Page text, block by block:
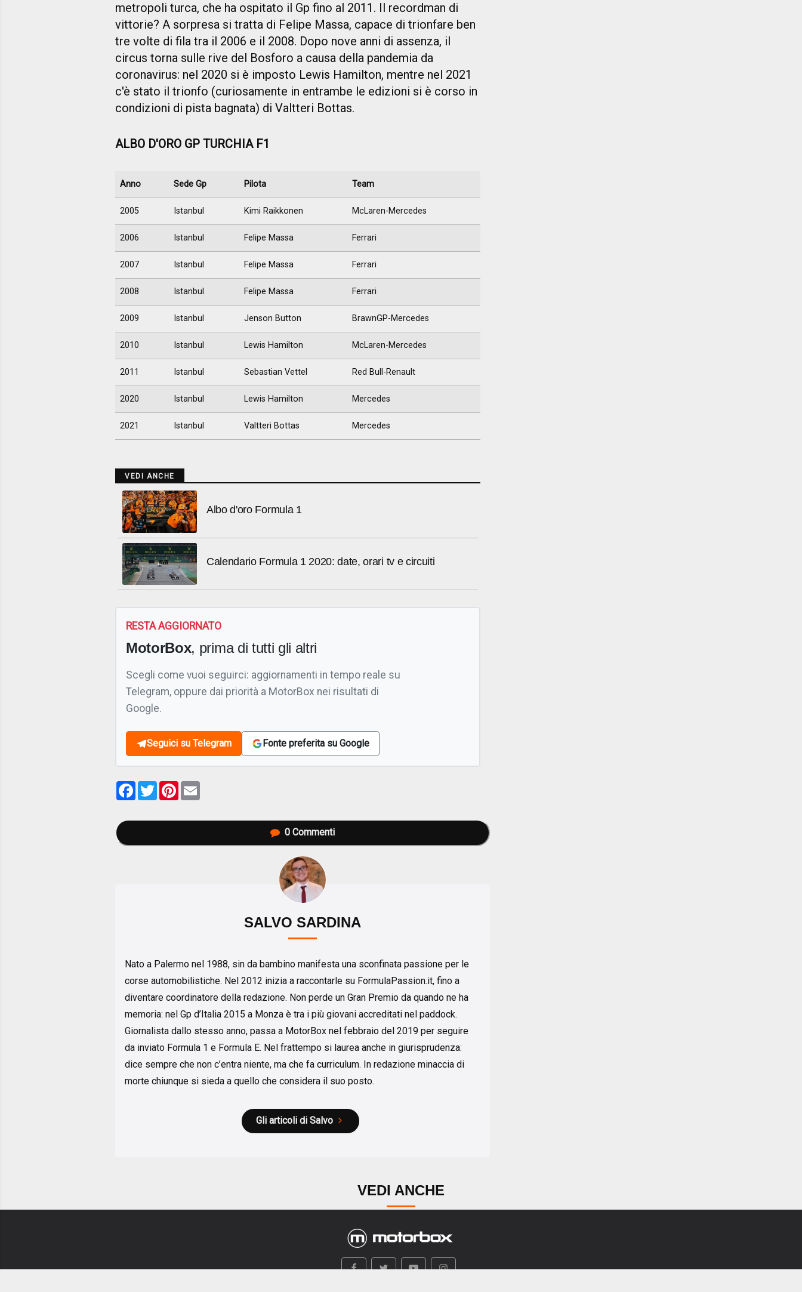
metropoli turca, che ha ospitato il Gp fino al 2011. Il recordman di
vittorie? A sorpresa si tratta di Felipe Massa, capace di trionfare ben
tre volte di fila tra il 2006 e il 2008. Dopo nove anni di assenza, il
circus torna sulle rive del Bosforo a causa della pandemia da
coronavirus: nel 2020 si è imposto Lewis Hamilton, mentre nel 2021
c'è stato il trionfo (curiosamente in entrambe le edizioni si è corso in
condizioni di pista bagnata) di Valtteri Bottas.
ALBO D'ORO GP TURCHIA F1
Anno Sede Gp Pilota Team
2005 Istanbul Kimi Raikkonen McLaren-Mercedes
2006 Istanbul Felipe Massa Ferrari
2007 Istanbul Felipe Massa Ferrari
2008 Istanbul Felipe Massa Ferrari
2009 Istanbul Jenson Button BrawnGP-Mercedes
2010 Istanbul Lewis Hamilton McLaren-Mercedes
2011 Istanbul Sebastian Vettel Red Bull-Renault
2020 Istanbul Lewis Hamilton Mercedes
2021 Istanbul Valtteri Bottas Mercedes
VEDI ANCHE
Albo d'oro Formula 1
Calendario Formula 1 2020: date, orari tv e circuiti
RESTA AGGIORNATO
MotorBox, prima di tutti gli altri
Scegli come vuoi seguirci: aggiornamenti in tempo reale su
Telegram, oppure dai priorità a MotorBox nei risultati di
Google.
Seguici su Telegram Fonte preferita su Google
Facebook
TwitterPinterest
0 Commenti
SALVO SARDINA
Nato a Palermo nel 1988, sin da bambino manifesta una sconfinata passione per le
corse automobilistiche. Nel 2012 inizia a raccontarle su FormulaPassion.it, fino a
diventare coordinatore della redazione. Non perde un Gran Premio da quando ne ha
memoria: nel Gp d’Italia 2015 a Monza è tra i più giovani accreditati nel paddock.
Giornalista dallo stesso anno, passa a MotorBox nel febbraio del 2019 per seguire
da inviato Formula 1 e Formula E. Nel frattempo si laurea anche in giurisprudenza:
dice sempre che non c’entra niente, ma che fa curriculum. In redazione minaccia di
morte chiunque si sieda a quello che considera il suo posto.
Gli articoli di Salvo
VEDI ANCHE